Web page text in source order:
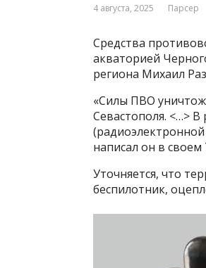
4 августа, 2025 Парсер
Средства
акваторией
региона Михаил
«Силы ПВО
Севастополя. <…>
написал он в
Уточняется, что
беспилотник,